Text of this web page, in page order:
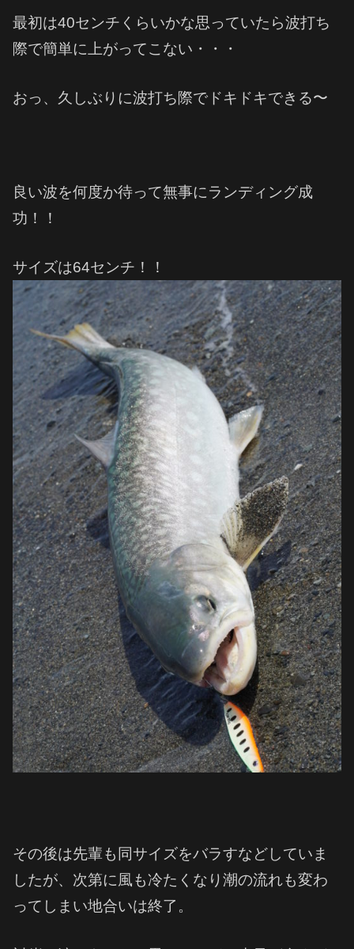
最初は40センチくらいかな思っていたら波打ち
際で簡単に上がってこない・・・
おっ、久しぶりに波打ち際でドキドキできる〜
良い波を何度か待って無事にランディング成
功！！
サイズは64センチ！！
その後は先輩も同サイズをバラすなどしていま
したが、次第に風も冷たくなり潮の流れも変わ
ってしまい地合いは終了。